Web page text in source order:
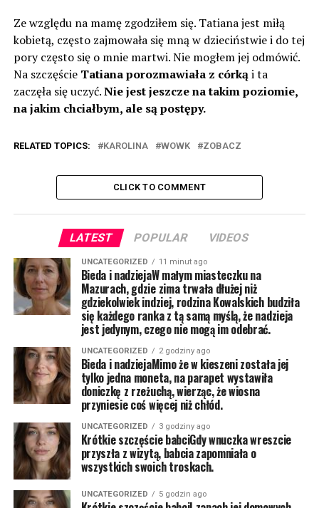
Ze względu na mamę zgodziłem się. Tatiana jest miłą
kobietą, często zajmowała się mną w dzieciństwie i do tej
pory często się o mnie martwi. Nie mogłem jej odmówić.
Na szczęście Tatiana porozmawiała z córkąi ta
zaczęła się uczyć.Nie jest jeszcze na takim poziomie,
na jakim chciałbym, ale są postępy.
RELATED TOPICS: KAROLINA WOWK ZOBACZ
CLICK TO COMMENT
LATEST POPULAR VIDEOS
UNCATEGORIZED 11 minut ago
Bieda i nadziejaW małym miasteczku na
Mazurach, gdzie zima trwała dłużej niż
gdziekolwiek indziej, rodzina Kowalskich budziła
się każdego ranka z tą samą myślą, że nadzieja
jest jedynym, czego nie mogą im odebrać.
UNCATEGORIZED 2 godziny ago
Bieda i nadziejaMimo że w kieszeni została jej
tylko jedna moneta, na parapet wystawiła
doniczkę z rzeżuchą, wierząc, że wiosna
przyniesie coś więcej niż chłód.
UNCATEGORIZED 3 godziny ago
Krótkie szczęście babciGdy wnuczka wreszcie
przyszła z wizytą, babcia zapomniała o
wszystkich swoich troskach.
UNCATEGORIZED 5 godzin ago